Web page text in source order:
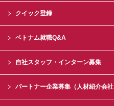
クイック登録
ベトナム就職Q&A
自社スタッフ・インターン募集
パートナー企業募集（人材紹介会社